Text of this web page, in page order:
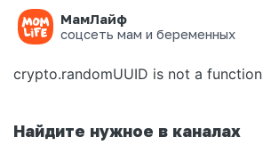
МамЛайф
соцсеть мам и беременных
Ошибка на странице
crypto.randomUUID is not a function
Найдите нужное в каналах